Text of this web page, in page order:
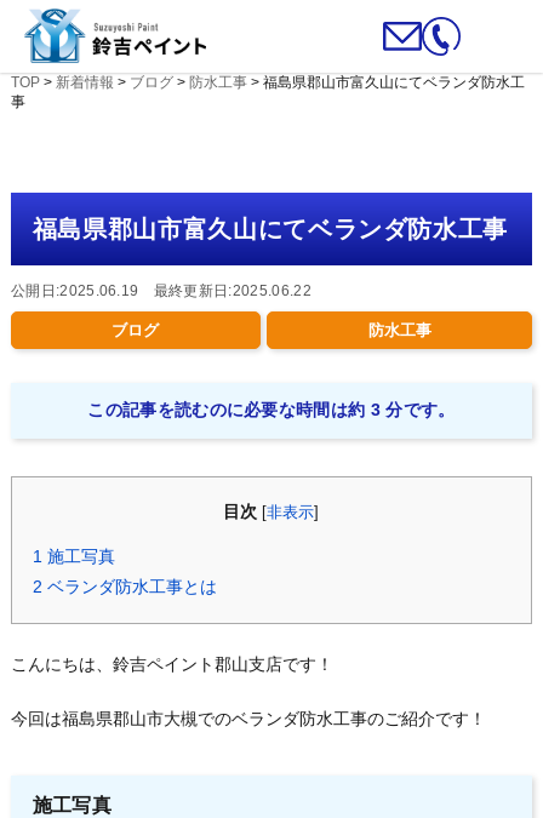
TOP> 新着情報 > ブログ> 防水工事> 福島県郡山市富久山にてベランダ防水工
事
福島県郡山市富久山にてベランダ防水工事
公開日:2025.06.19 最終更新日:2025.06.22
ブログ 防水工事
この記事を読むのに必要な時間は約 3 分です。
目次 [非表示
1 施工写真
2 ベランダ防水工事とは
こんにちは、鈴吉ペイント郡山支店です！
今回は福島県郡山市大槻でのベランダ防水工事のご紹介です！
施工写真